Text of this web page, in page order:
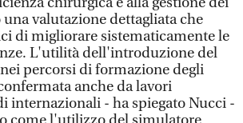
valutazione dettagliata che
di migliorare sistematicamente le
L'utilità dell'introduzione del
percorsi di formazione degli
anche da lavori
internazionali - ha spiegato Nucci -